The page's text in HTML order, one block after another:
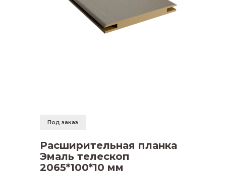
Под заказ
Расширительная планка
Эмаль телескоп
2065*100*10 мм